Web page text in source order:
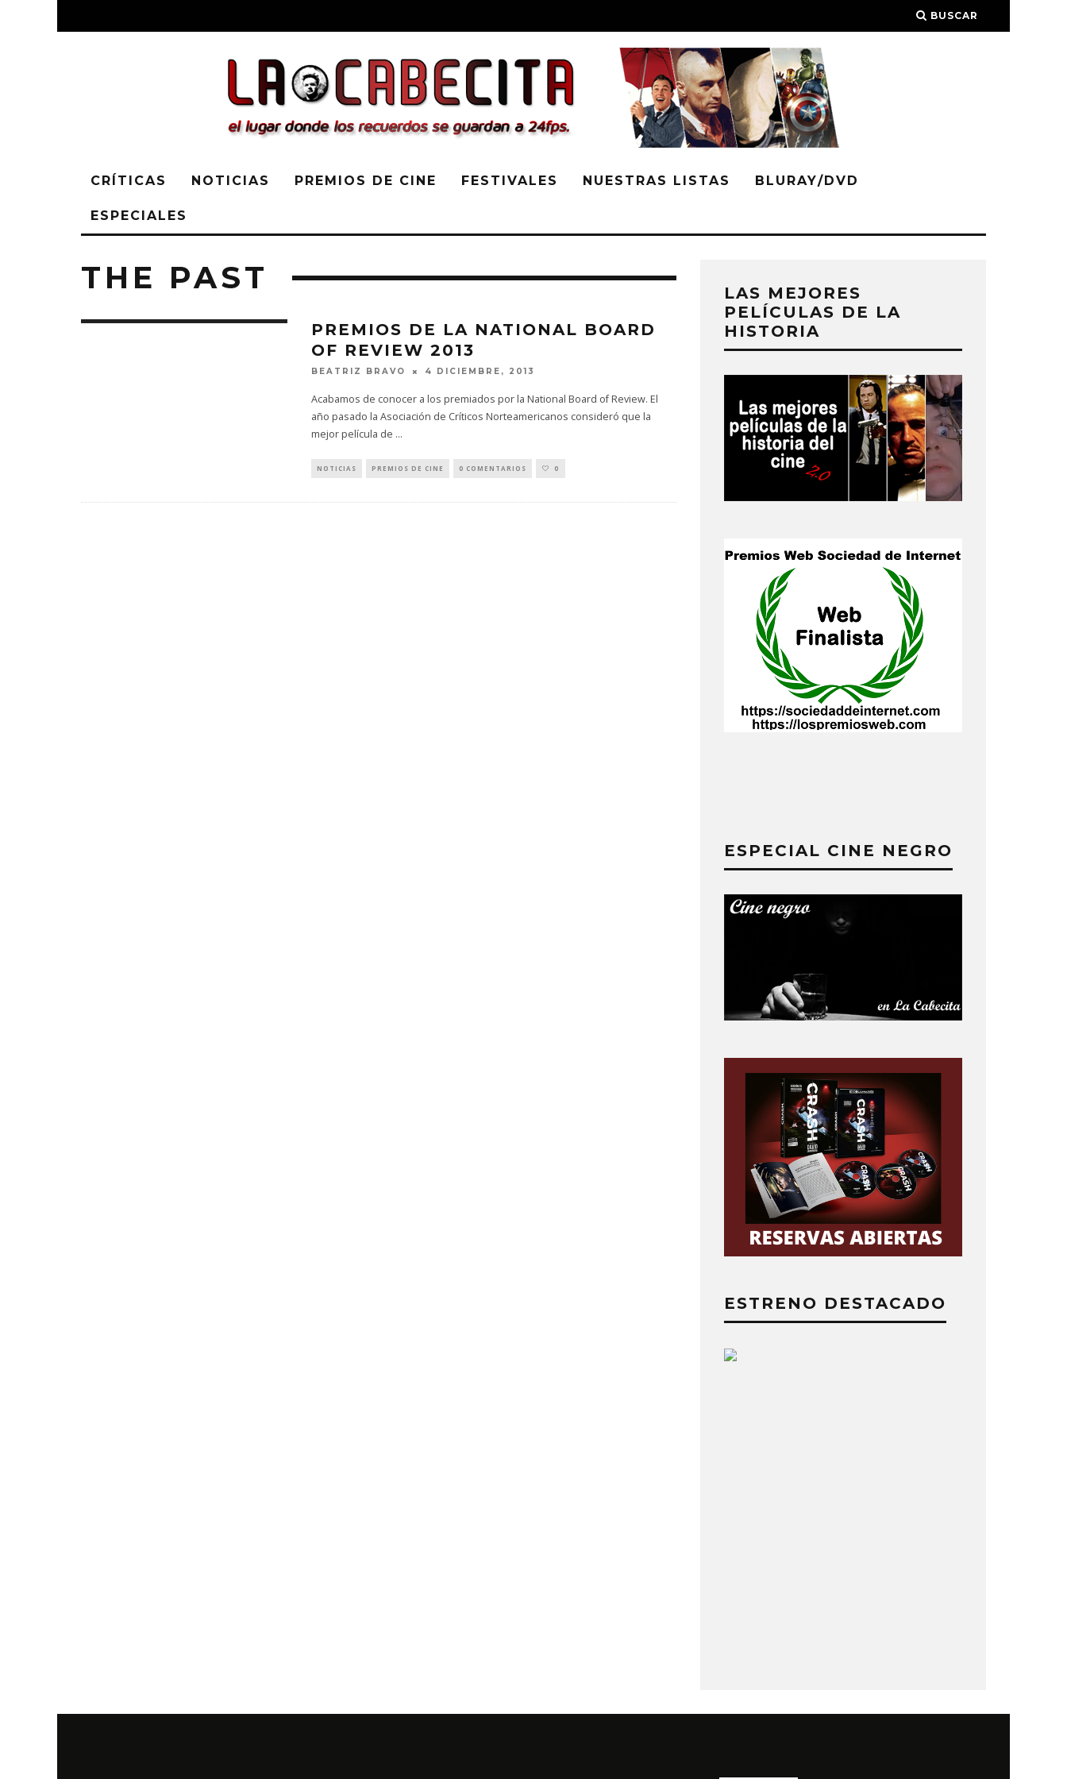
BUSCAR
CRÍTICAS NOTICIAS PREMIOS DE CINE FESTIVALES NUESTRAS LISTAS BLURAY/DVD
ESPECIALES
THE PAST
PREMIOS DE LA NATIONAL BOARD
OF REVIEW 2013
BEATRIZ BRAVO 4 DICIEMBRE, 2013
Acabamos de conocer a los premiados por la National Board of Review. El
año pasado la Asociación de Críticos Norteamericanos consideró que la
mejor película de ...
NOTICIAS PREMIOS DE CINE 0 COMENTARIOS 0
LAS MEJORES
PELÍCULAS DE LA
HISTORIA
ESPECIAL CINE NEGRO
ESTRENO DESTACADO